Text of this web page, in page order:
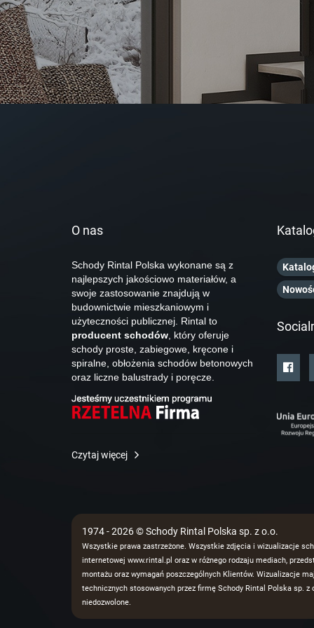
O nas
Schody Rintal Polska wykonane są z
najlepszych jakościowo materiałów, a
swoje zastosowanie znajdują w
budownictwie mieszkaniowym i
użyteczności publicznej. Rintal to
producent schodów , który oferuje
schody proste, zabiegowe, kręcone i
spiralne, obłożenia schodów betonowych
oraz liczne balustrady i poręcze.
Czytaj więcej
1974 - 2026 © Schody Rintal Polska sp. z o.o.
Wszystkie prawa zastrzeżone. Wszystkie zdjęcia i wizualizacje
internetowej www.rintal.pl oraz w różnego rodzaju mediach,
montażu oraz wymagań poszczególnych Klientów. Wizualizacje
technicznych stosowanych przez firmę Schody Rintal Polska sp.
niedozwolone.